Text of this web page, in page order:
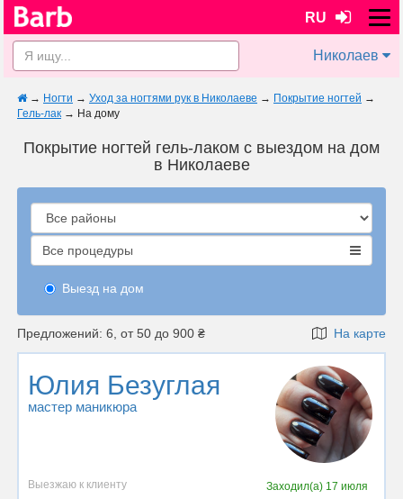
RU
Николаев
→ Ногти → Уход за ногтями рук в Николаеве → Покрытие ногтей →
Гель-лак → На дому
Покрытие ногтей гель-лаком с выездом на дом
в Николаеве
Все процедуры
Выезд на дом
Предложений: 6, от 50 до 900 ₴ На карте
Юлия Безуглая
мастер маникюра
Выезжаю к клиенту Заходил(а) 17 июля